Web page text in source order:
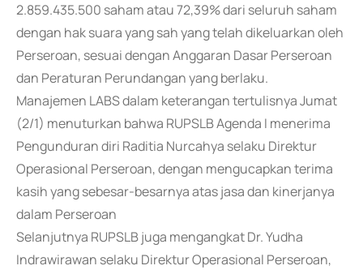
2.859.435.500 saham atau 72,39% dari seluruh saham
dengan hak suara yang sah yang telah dikeluarkan oleh
Perseroan, sesuai dengan Anggaran Dasar Perseroan
dan Peraturan Perundangan yang berlaku.
Manajemen LABS dalam keterangan tertulisnya Jumat
(2/1) menuturkan bahwa RUPSLB Agenda I menerima
Pengunduran diri Raditia Nurcahya selaku Direktur
Operasional Perseroan, dengan mengucapkan terima
kasih yang sebesar-besarnya atas jasa dan kinerjanya
dalam Perseroan
Selanjutnya RUPSLB juga mengangkat Dr. Yudha
Indrawirawan selaku Direktur Operasional Perseroan,